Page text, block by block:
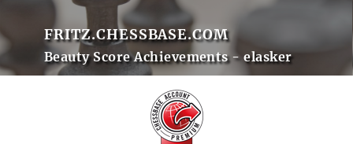
FRITZ.CHESSBASE.COM
Beauty Score Achievements - elasker